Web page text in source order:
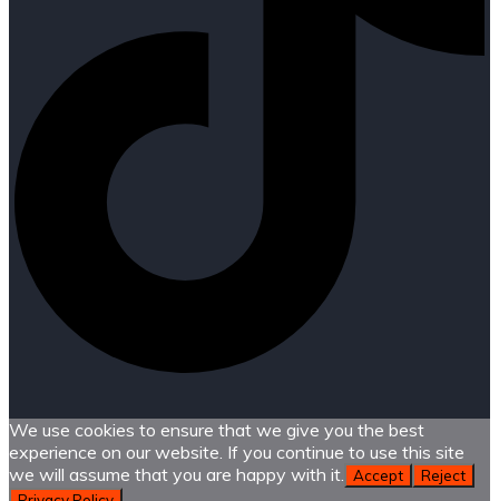
We use cookies to ensure that we give you the best
experience on our website. If you continue to use this site
we will assume that you are happy with it.
Accept
Reject